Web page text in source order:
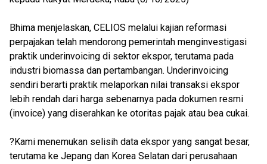
Bhima menjelaskan, CELIOS melalui kajian reformasi
perpajakan telah mendorong pemerintah menginvestigasi
praktik underinvoicing di sektor ekspor, terutama pada
industri biomassa dan pertambangan. Underinvoicing
sendiri berarti praktik melaporkan nilai transaksi ekspor
lebih rendah dari harga sebenarnya pada dokumen resmi
(invoice) yang diserahkan ke otoritas pajak atau bea cukai.
?Kami menemukan selisih data ekspor yang sangat besar,
terutama ke Jepang dan Korea Selatan dari perusahaan